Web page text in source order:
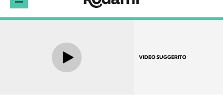
VIDEO SUGGERITO